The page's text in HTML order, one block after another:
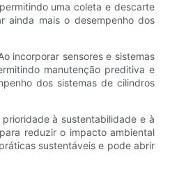
uma coleta e descarte
ainda mais o desempenho dos
incorporar sensores e sistemas
manutenção preditiva e
dos sistemas de cilindros
à sustentabilidade e à
reduzir o impacto ambiental
sustentáveis ​​e pode abrir